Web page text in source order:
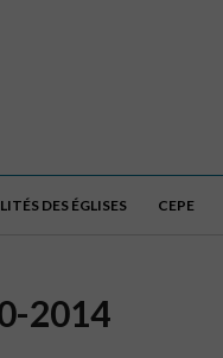
DES ÉGLISES CEPE
2014